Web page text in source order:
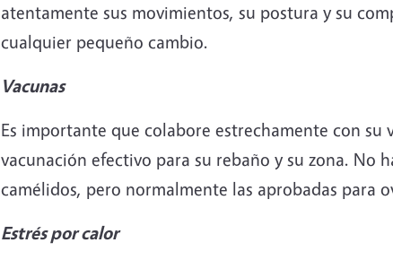
atentamente sus movimientos, su postura y su
cualquier pequeño cambio.
Vacunas
Es importante que colabore estrechamente con
vacunación efectivo para su rebaño y su zona. No
camélidos, pero normalmente las aprobadas para
Estrés por calor